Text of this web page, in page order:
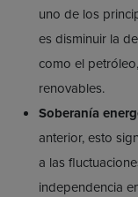
uno de los
es disminuir la
como el
renovables.
Soberanía
anterior, esto
a las
independencia